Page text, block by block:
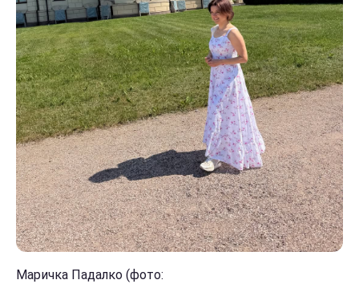
Маричка Падалко (фото: